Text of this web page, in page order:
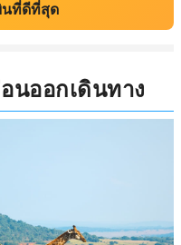
นที่ดีที่สุด
นออกเดินทาง